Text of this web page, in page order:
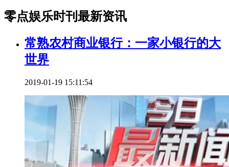
零点娱乐时刊最新资讯
常熟农村商业银行：一家小银行的大
世界
2019-01-19 15:11:54